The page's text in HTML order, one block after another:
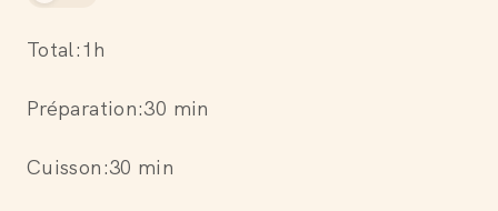
Total:1h
Préparation:30 min
Cuisson:30 min